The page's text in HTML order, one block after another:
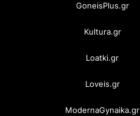
GoneisPlus.gr
Kultura.gr
Loatki.gr
Loveis.gr
ModernaGynaika.gr